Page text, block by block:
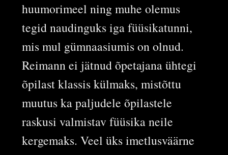
huumorimeel ning muhe olemus
tegid naudinguks iga füüsikatunni,
mis mul gümnaasiumis on olnud.
Reimann ei jätnud õpetajana ühtegi
õpilast klassis külmaks, mistõttu
muutus ka paljudele õpilastele
raskusi valmistav füüsika neile
kergemaks. Veel üks imetlusväärne